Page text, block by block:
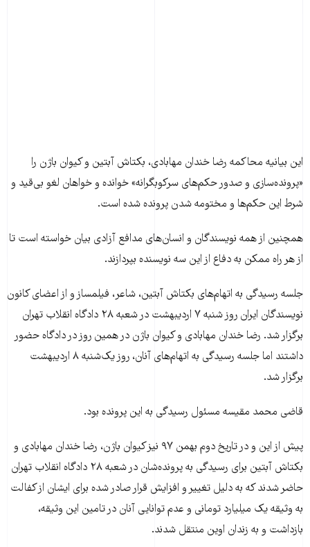
این بیانیه محاکمه رضا خندان مهابادی، بکتاش آبتین و کیوان باژن را
«پرونده‌سازی و صدور حکم‌های سرکوبگرانه» خوانده و خواهان لغو بی‌قید و
شرط این حکم‌ها و مختومه شدن پرونده شده است.
همچنین از همه‌ نویسندگان و انسان‌های مدافع آزادی بیان خواسته است تا
از هر راه ممکن به دفاع از این سه نویسنده بپردازند.
جلسه رسیدگی به اتهام‌های بکتاش آبتین، شاعر، فیلمساز و از اعضای کانون
نویسندگان ایران روز ‌شنبه ۷ اردیبهشت در شعبه ۲۸ دادگاه انقلاب تهران
برگزار شد. رضا خندان مهابادی و کیوان باژن در همین روز در دادگاه حضور
داشتند اما جلسه رسیدگی به اتهام‌های آنان، روز یک‌شنبه ۸ اردیبهشت
برگزار شد.
قاضی محمد مقیسه مسئول رسیدگی به این پرونده بود.
پیش از این و در تاریخ دوم بهمن‌ ۹۷ نیز کیوان باژن، رضا خندان مهابادی و
بکتاش آبتین برای رسیدگی به پرونده‌شان در شعبه ۲۸ دادگاه انقلاب تهران
حاضر شدند که به دلیل تغییر و افزایش قرار صادر شده برای ایشان از کفالت
به وثیقه یک میلیارد تومانی و عدم توانایی آنان در تامین این وثیقه،
بازداشت و به زندان اوین منتقل شدند.